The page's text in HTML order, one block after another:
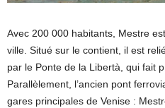
Avec 200 000 habitants, Mestre
ville. Situé sur le contient, il est
par le Ponte de la Libertà, qui fait
Parallèlement, l’ancien pont
gares principales de Venise :